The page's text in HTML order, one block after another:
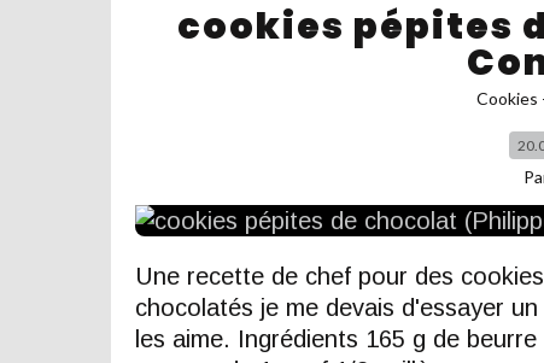
cookies pépites
Cookies
Une recette de chef pour des
chocolatés je me devais d'essayer
les aime. Ingrédients 165 g de